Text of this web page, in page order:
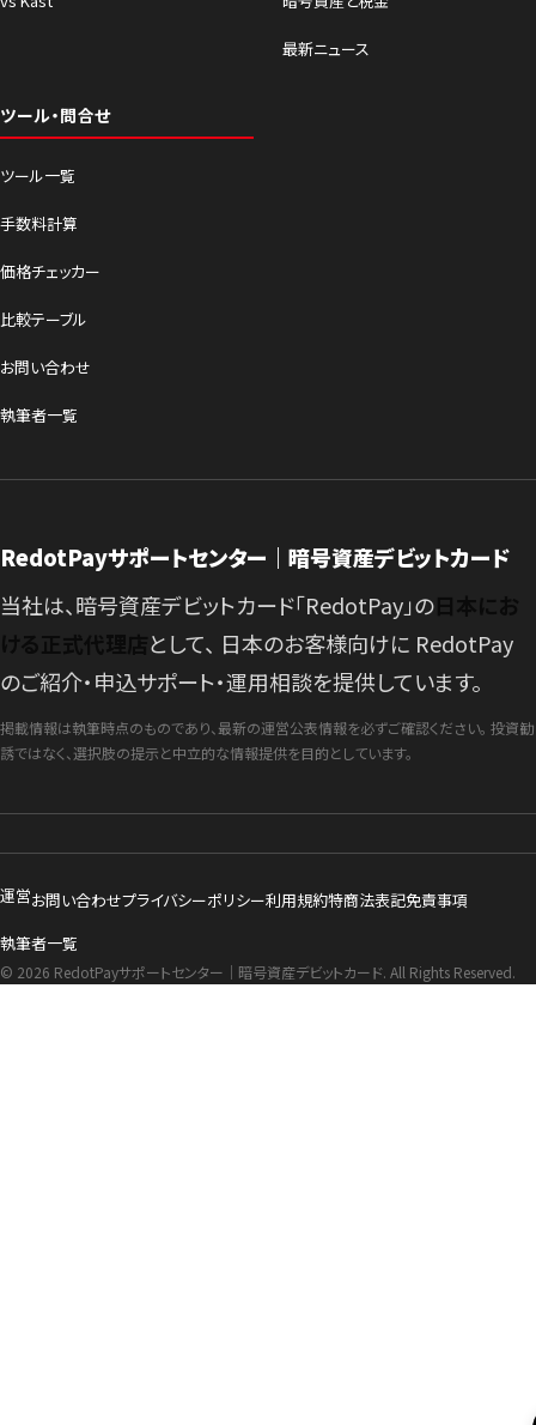
最新ニュース
ツール・問合せ
ツール一覧
手数料計算
価格チェッカー
比較テーブル
お問い合わせ
執筆者一覧
RedotPayサポートセンター｜暗号資産デビットカード
当社は、暗号資産デビットカード「RedotPay」の
として、 日本のお客様向けに RedotPay
のご紹介・申込サポート・運用相談を提供しています。
掲載情報は執筆時点のものであり、最新の運営公表情報を必ずご確認ください。 投資勧
誘ではなく、選択肢の提示と中立的な情報提供を目的としています。
運営お問い合わせプライバシーポリシー利用規約特商法表記免責事項
執筆者一覧
© 2026 RedotPayサポートセンター｜暗号資産デビットカード. All Rights Reserved.